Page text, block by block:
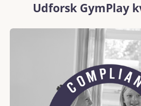
Udforsk GymPlay
Skip image gallery
REACH